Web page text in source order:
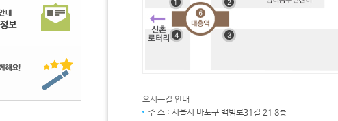
오시는길 안내
주 소 : 서울시 마포구 백범로31길 21 8층